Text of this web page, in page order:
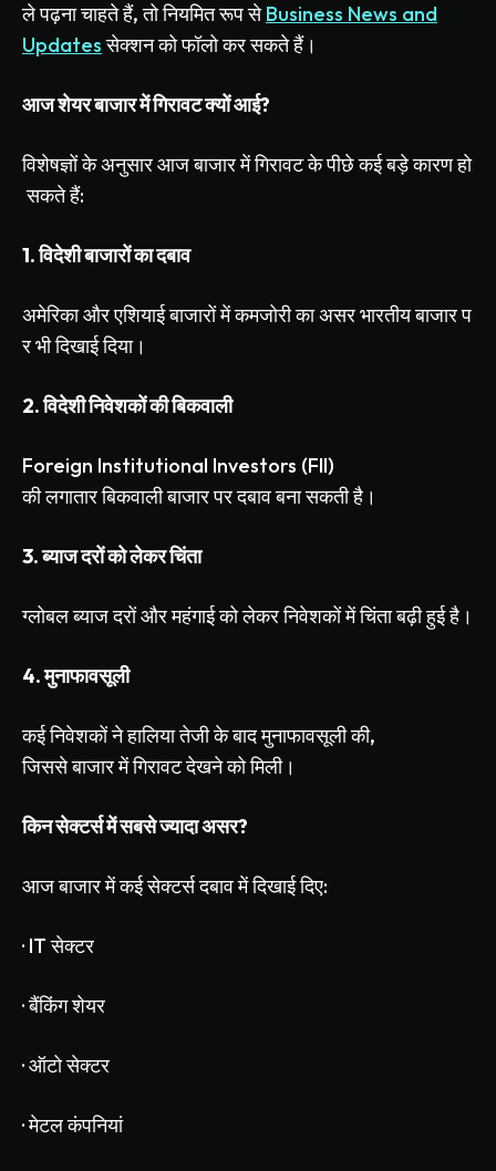
लेपढ़नाचाहतेहैं,तोनियमितरूपसे Business News and
Updates सेक्शनकोफॉलोकरसकतेहैं।
आजशेयरबाजारमेंगिरावटक्योंआई?
विशेषज्ञोंकेअनुसारआजबाजारमेंगिरावटकेपीछेकईबड़ेकारणहो
सकतेहैं:
1.विदेशीबाजारोंकादबाव
अमेरिकाऔरएशियाईबाजारोंमेंकमजोरीकाअसरभारतीयबाजारप
रभीदिखाईदिया।
2.विदेशीनिवेशकोंकीबिकवाली
Foreign Institutional Investors (FII)
कीलगातारबिकवालीबाजारपरदबावबनासकतीहै।
3.ब्याजदरोंकोलेकरचिंता
ग्लोबलब्याजदरोंऔरमहंगाईकोलेकरनिवेशकोंमेंचिंताबढ़ीहुईहै।
4.मुनाफावसूली
कईनिवेशकोंनेहालियातेजीकेबादमुनाफावसूलीकी,
जिससेबाजारमेंगिरावटदेखनेकोमिली।
किनसेक्टर्समेंसबसेज्यादाअसर?
आजबाजारमेंकईसेक्टर्सदबावमेंदिखाईदिए:
· ITसेक्टर
·बैंकिंगशेयर
·ऑटोसेक्टर
·मेटलकंपनियां